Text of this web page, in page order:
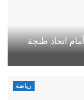
اتحاد طنجة
رياضة